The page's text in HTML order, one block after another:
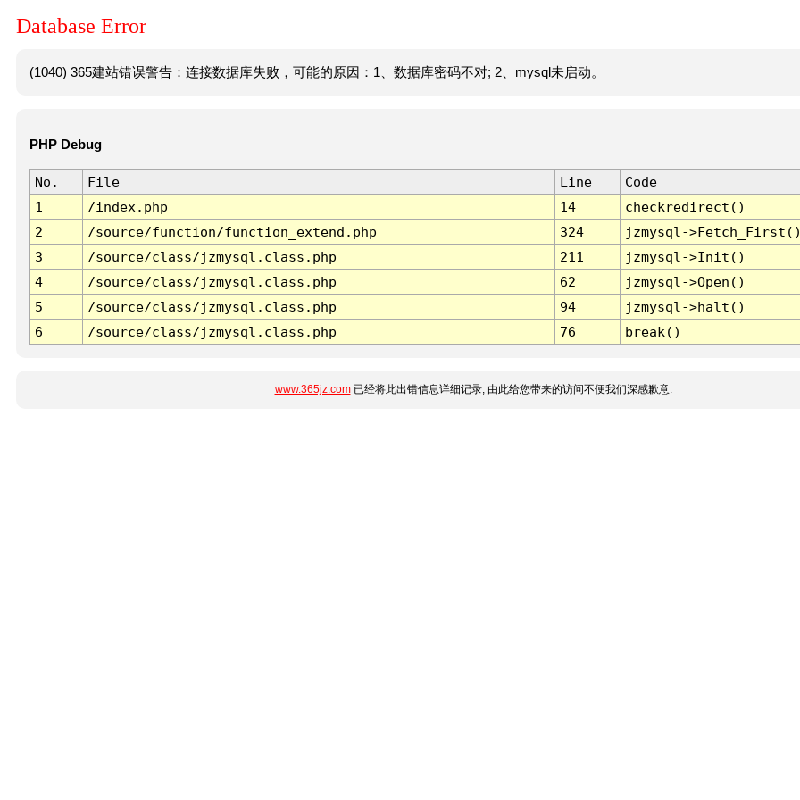
Database Error
(1040) 365建站错误警告：连接数据库失败，可能的原因：1、数据库密码不对; 2、mysql未启动。
PHP Debug
No. File Line
Code
1
/index.php 14
checkredirect()
2
/source/function/function_extend.php 324
jzmysql-
3
/source/class/jzmysql.class.php 211
jzmysql->Init()
4
/source/class/jzmysql.class.php 62
jzmysql->Open()
5
/source/class/jzmysql.class.php 94
jzmysql->halt()
6
/source/class/jzmysql.class.php 76 break()
www.365jz.com已经将此出错信息详细记录, 由此给您带来的访问不便我们深感歉意.